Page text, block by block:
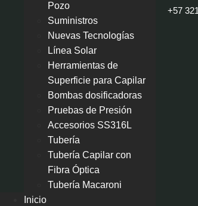
Pozo
Suministros
Nuevas Tecnologías
Línea Solar
Herramientas de
Superficie para Capilar
Bombas dosificadoras
Pruebas de Presión
Accesorios SS316L
Tubería
Tubería Capilar con
Fibra Óptica
Tubería Macaroni
Inicio
+57